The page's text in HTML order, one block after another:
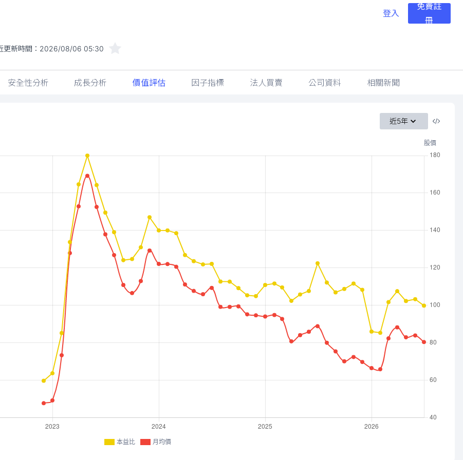
登入
免費註
冊
更新時間： 2026/08/06 05:30
安全性分析 成長分析 價值評估 因子指標 法人買賣 公司資料 相關新聞
近5年
本益比 月均價